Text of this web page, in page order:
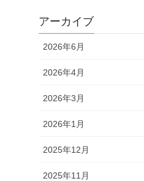
アーカイブ
2026年6月
2026年4月
2026年3月
2026年1月
2025年12月
2025年11月